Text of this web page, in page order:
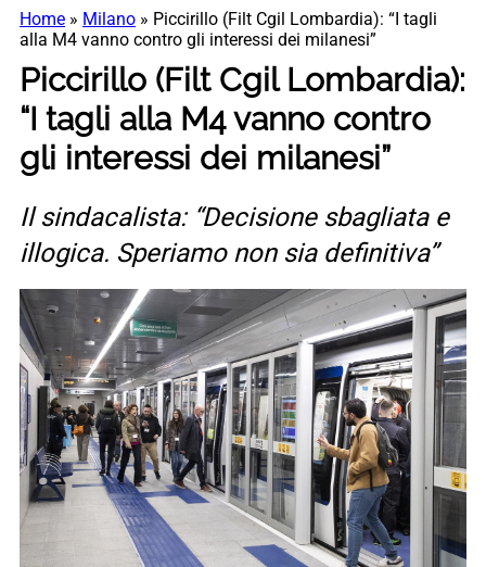
Home » Milano » Piccirillo (Filt Cgil Lombardia): “I tagli
alla M4 vanno contro gli interessi dei milanesi”
Piccirillo (Filt Cgil Lombardia):
“I tagli alla M4 vanno contro
gli interessi dei milanesi”
Il sindacalista: “Decisione sbagliata e
illogica. Speriamo non sia definitiva”